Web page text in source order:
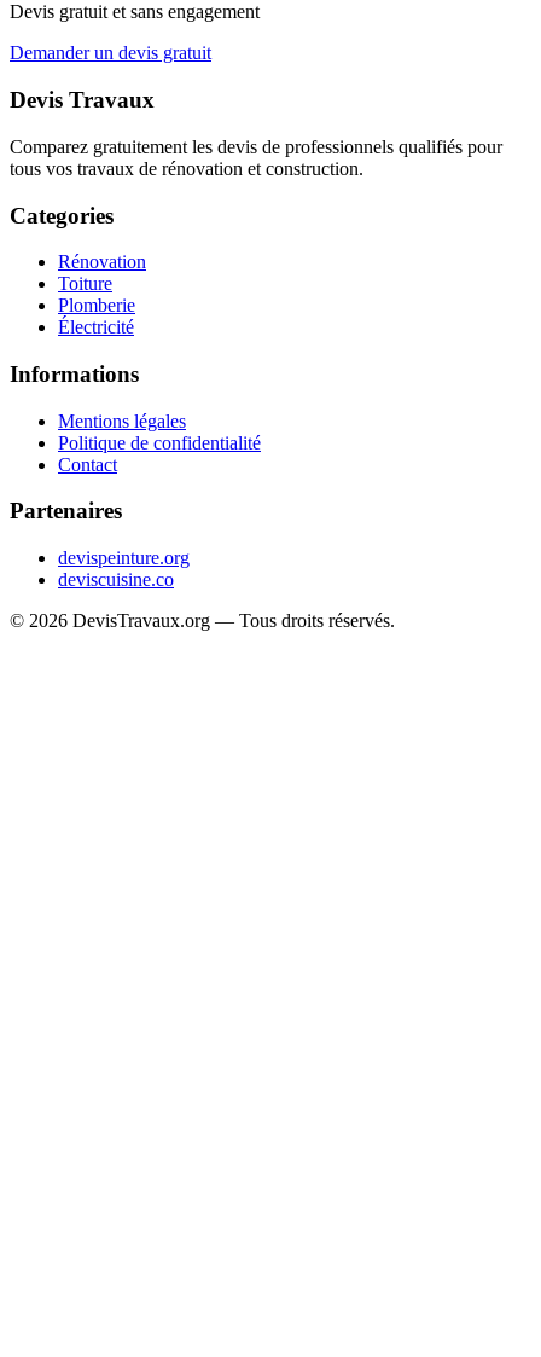
Devis gratuit et sans engagement
Demander un devis gratuit
Devis Travaux
Comparez gratuitement les devis de professionnels qualifiés pour
tous vos travaux de rénovation et construction.
Categories
Rénovation
Toiture
Plomberie
Électricité
Informations
Mentions légales
Politique de confidentialité
Contact
Partenaires
devispeinture.org
deviscuisine.co
© 2026 DevisTravaux.org — Tous droits réservés.